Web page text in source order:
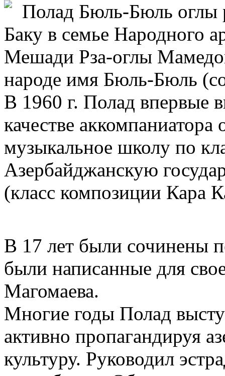
Полад Бюль-Бюль оглы
Баку в семье Народного
Мешади Рза-оглы
народе имя Бюль-Бюль
В 1960 г. Полад впервые
качестве
музыкальное школу по
Азербайджанскую
(класс композиции Кара
В 17 лет были сочинены
были написанные для
Магомаева.
Многие годы Полад
активно пропагандируя
культуру. Руководил